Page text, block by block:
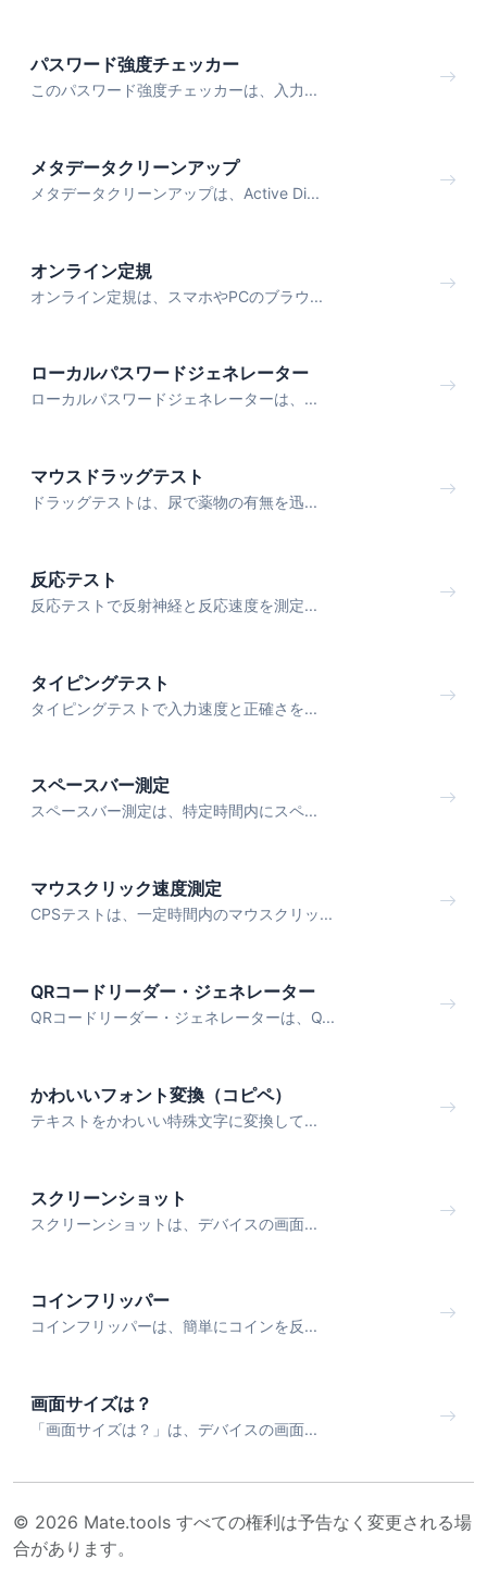
パスワード強度チェッカー
このパスワード強度チェッカーは、入力...
メタデータクリーンアップ
メタデータクリーンアップは、Active Di...
オンライン定規
オンライン定規は、スマホやPCのブラウ...
ローカルパスワードジェネレーター
ローカルパスワードジェネレーターは、...
マウスドラッグテスト
ドラッグテストは、尿で薬物の有無を迅...
反応テスト
反応テストで反射神経と反応速度を測定...
タイピングテスト
タイピングテストで入力速度と正確さを...
スペースバー測定
スペースバー測定は、特定時間内にスペ...
マウスクリック速度測定
CPSテストは、一定時間内のマウスクリッ...
QRコードリーダー・ジェネレーター
QRコードリーダー・ジェネレーターは、Q...
かわいいフォント変換（コピペ）
テキストをかわいい特殊文字に変換して...
スクリーンショット
スクリーンショットは、デバイスの画面...
コインフリッパー
コインフリッパーは、簡単にコインを反...
画面サイズは？
「画面サイズは？」は、デバイスの画面...
© 2026 Mate.tools すべての権利は予告なく変更される場
合があります。